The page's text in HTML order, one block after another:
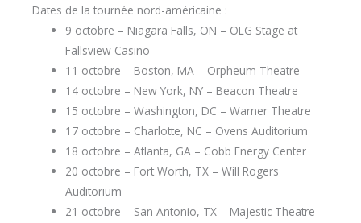
Dates de la tournée nord-américaine :
9 octobre – Niagara Falls, ON – OLG Stage at
Fallsview Casino
11 octobre – Boston, MA – Orpheum Theatre
14 octobre – New York, NY – Beacon Theatre
15 octobre – Washington, DC – Warner Theatre
17 octobre – Charlotte, NC – Ovens Auditorium
18 octobre – Atlanta, GA – Cobb Energy Center
20 octobre – Fort Worth, TX – Will Rogers
Auditorium
21 octobre – San Antonio, TX – Majestic Theatre